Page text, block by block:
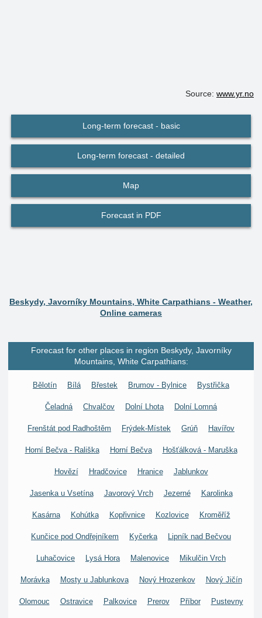
Source: www.yr.no
Long-term forecast - basic
Long-term forecast - detailed
Map
Forecast in PDF
Beskydy, Javorníky Mountains, White Carpathians - Weather,
Online cameras
Forecast for other places in region Beskydy, Javorníky
Mountains, White Carpathians:
Bělotín Bílá Břestek Brumov - Bylnice Bystřička
Čeladná Chvalčov Dolní Lhota Dolní Lomná
Frenštát pod Radhoštěm Frýdek-Místek Grúň Havířov
Horní Bečva - Rališka Horní Bečva Hošťálková - Maruška
Hovězí Hradčovice Hranice Jablunkov
Jasenka u Vsetína Javorový Vrch Jezerné Karolinka
Kasárna Kohútka Kopřivnice Kozlovice Kroměříž
Kunčice pod Ondřejníkem Kyčerka Lipník nad Bečvou
Luhačovice Lysá Hora Malenovice Mikulčin Vrch
Morávka Mosty u Jablunkova Nový Hrozenkov Nový Jičín
Olomouc Ostravice Palkovice Prerov Příbor Pustevny